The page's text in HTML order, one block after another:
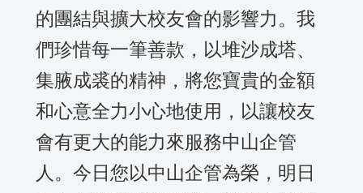
的團結與擴大校友會的影響力。我
們珍惜每一筆善款，以堆沙成塔、
集腋成裘的精神，將您寶貴的金額
和心意全力小心地使用，以讓校友
會有更大的能力來服務中山企管
人。今日您以中山企管為榮，明日